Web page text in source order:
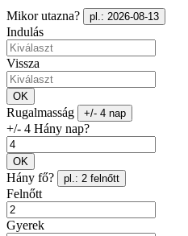
Mikor utazna? pl.: 2026-08-13
Indulás
Vissza
OK
Rugalmasság +/- 4 nap
+/- 4 Hány nap?
OK
Hány fő? pl.: 2 felnőtt
Felnőtt
Gyerek